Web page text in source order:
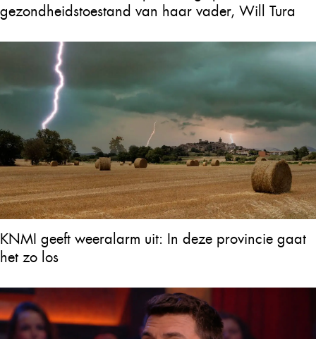
gezondheidstoestand van haar vader, Will Tura
KNMI geeft weeralarm uit: In deze provincie gaat
het zo los